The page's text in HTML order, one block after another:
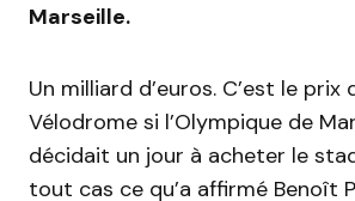
Marseille.
Un milliard d’euros. C’est le
Vélodrome si l’Olympique de
décidait un jour à acheter le
tout cas ce qu’a affirmé Benoît